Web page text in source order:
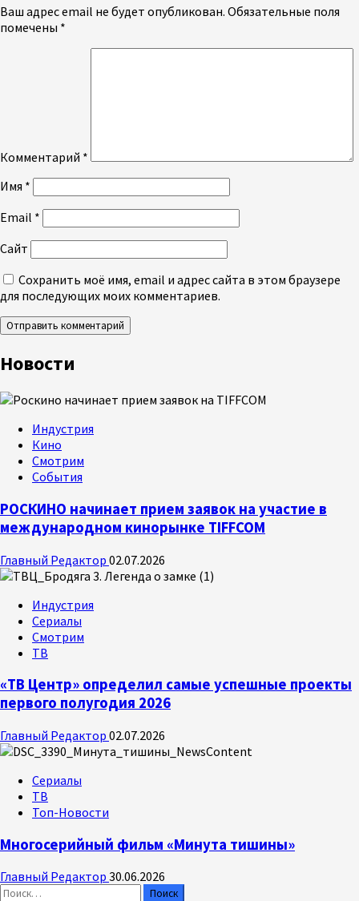
Ваш адрес email не будет опубликован. Обязательные поля
помечены *
Комментарий *
Имя *
Email *
Сайт
Сохранить моё имя, email и адрес сайта в этом браузере
для последующих моих комментариев.
Новости
Индустрия
Кино
Смотрим
События
РОСКИНО начинает прием заявок на участие в
международном кинорынке TIFFCOM
Главный Редактор 02.07.2026
Индустрия
Сериалы
Смотрим
ТВ
«ТВ Центр» определил самые успешные проекты
первого полугодия 2026
Главный Редактор 02.07.2026
Сериалы
ТВ
Топ-Новости
Многосерийный фильм «Минута тишины»
Главный Редактор 30.06.2026
Найти: